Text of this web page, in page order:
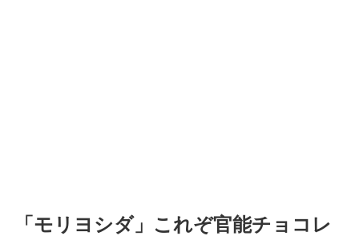
「モリヨシダ」これぞ官能チョコレ